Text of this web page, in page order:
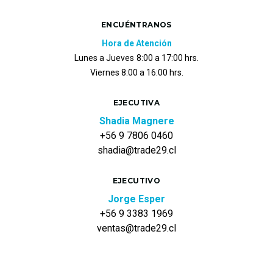
ENCUÉNTRANOS
Hora de Atención
Lunes a Jueves 8:00 a 17:00 hrs.
Viernes 8:00 a 16:00 hrs.
EJECUTIVA
Shadia Magnere
+56 9 7806 0460
shadia@trade29.cl
EJECUTIVO
Jorge Esper
+56 9 3383 1969
ventas@trade29.cl